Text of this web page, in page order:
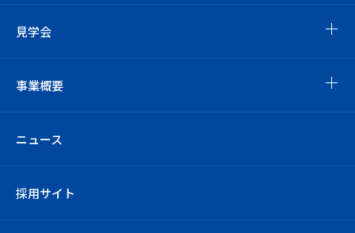
見学会
事業概要
ニュース
採用サイト